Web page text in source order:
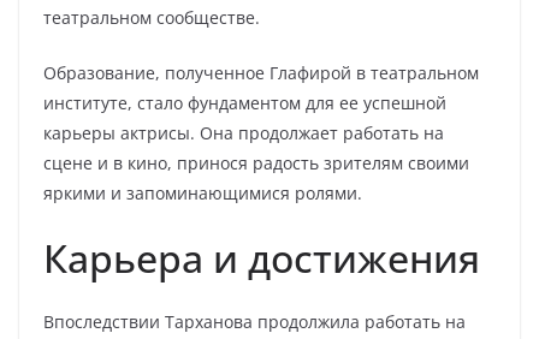
театральном сообществе.
Образование, полученное Глафирой в театральном
институте, стало фундаментом для ее успешной
карьеры актрисы. Она продолжает работать на
сцене и в кино, принося радость зрителям своими
яркими и запоминающимися ролями.
Карьера и достижения
Впоследствии Тарханова продолжила работать на